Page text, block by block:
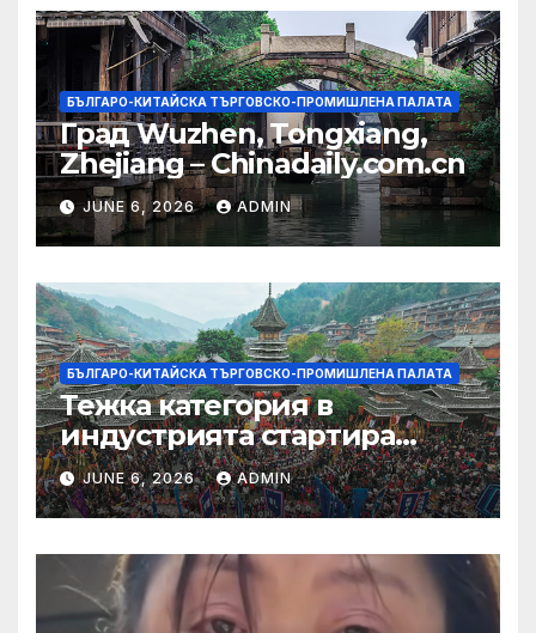
БЪЛГАРО-КИТАЙСКА ТЪРГОВСКО-ПРОМИШЛЕНА ПАЛАТА
Град Wuzhen, Tongxiang,
Zhejiang – Chinadaily.com.cn
JUNE 6, 2026 ADMIN
БЪЛГАРО-КИТАЙСКА ТЪРГОВСКО-ПРОМИШЛЕНА ПАЛАТА
Тежка категория в
индустрията стартира
алианс за космическа
слънчева енергия
JUNE 6, 2026 ADMIN